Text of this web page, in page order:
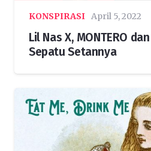
KONSPIRASI April 5, 2022
Lil Nas X, MONTERO
Sepatu Setannya